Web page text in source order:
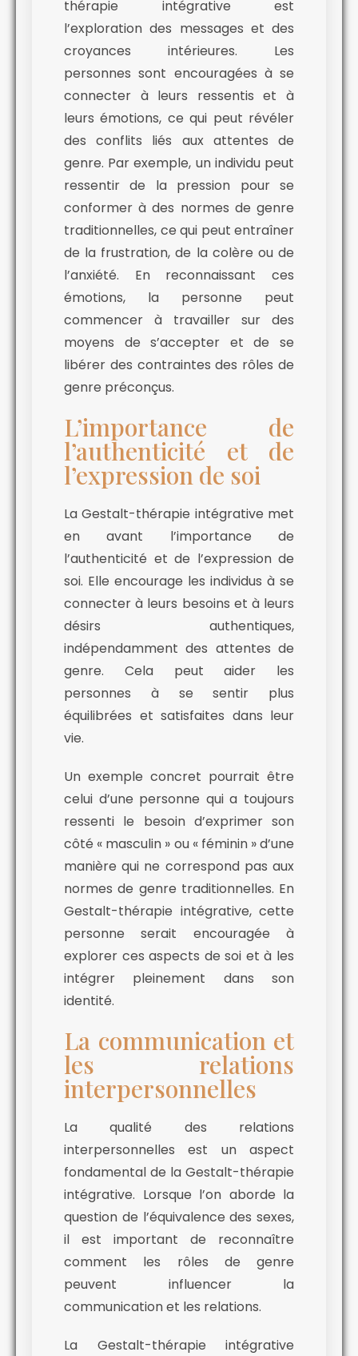
thérapie intégrative est
l’exploration des messages et des
croyances intérieures. Les
personnes sont encouragées à se
connecter à leurs ressentis et à
leurs émotions, ce qui peut révéler
des conflits liés aux attentes de
genre. Par exemple, un individu peut
ressentir de la pression pour se
conformer à des normes de genre
traditionnelles, ce qui peut entraîner
de la frustration, de la colère ou de
l’anxiété. En reconnaissant ces
émotions, la personne peut
commencer à travailler sur des
moyens de s’accepter et de se
libérer des contraintes des rôles de
genre préconçus.
L’importance de
l’authenticité et de
l’expression de soi
La Gestalt-thérapie intégrative met
en avant l’importance de
l’authenticité et de l’expression de
soi. Elle encourage les individus à se
connecter à leurs besoins et à leurs
désirs authentiques,
indépendamment des attentes de
genre. Cela peut aider les
personnes à se sentir plus
équilibrées et satisfaites dans leur
vie.
Un exemple concret pourrait être
celui d’une personne qui a toujours
ressenti le besoin d’exprimer son
côté « masculin » ou « féminin » d’une
manière qui ne correspond pas aux
normes de genre traditionnelles. En
Gestalt-thérapie intégrative, cette
personne serait encouragée à
explorer ces aspects de soi et à les
intégrer pleinement dans son
identité.
La communication et
les relations
interpersonnelles
La qualité des relations
interpersonnelles est un aspect
fondamental de la Gestalt-thérapie
intégrative. Lorsque l’on aborde la
question de l’équivalence des sexes,
il est important de reconnaître
comment les rôles de genre
peuvent influencer la
communication et les relations.
La Gestalt-thérapie intégrative